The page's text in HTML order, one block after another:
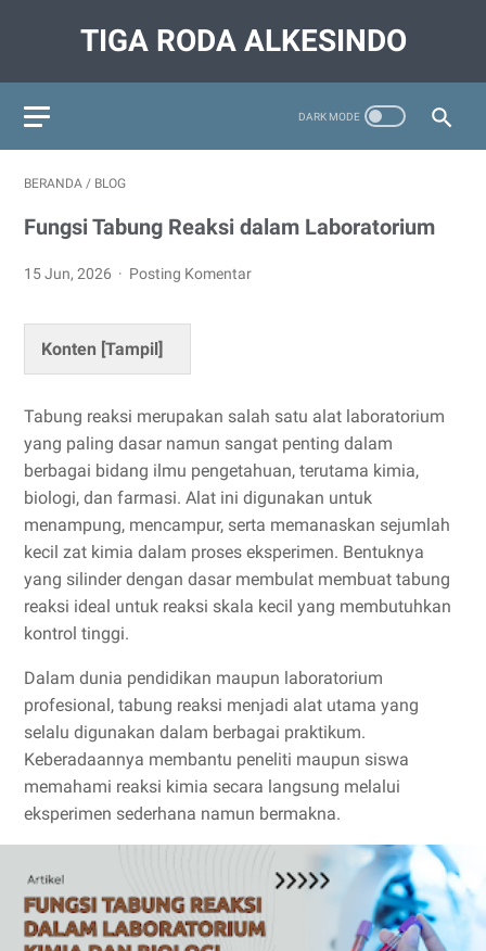
TIGA RODA ALKESINDO
BERANDA / BLOG
Fungsi Tabung Reaksi dalam Laboratorium
15 Jun, 2026 Posting Komentar
Konten [Tampil]
Tabung reaksi merupakan salah satu alat laboratorium
yang paling dasar namun sangat penting dalam
berbagai bidang ilmu pengetahuan, terutama kimia,
biologi, dan farmasi. Alat ini digunakan untuk
menampung, mencampur, serta memanaskan sejumlah
kecil zat kimia dalam proses eksperimen. Bentuknya
yang silinder dengan dasar membulat membuat tabung
reaksi ideal untuk reaksi skala kecil yang membutuhkan
kontrol tinggi.
Dalam dunia pendidikan maupun laboratorium
profesional, tabung reaksi menjadi alat utama yang
selalu digunakan dalam berbagai praktikum.
Keberadaannya membantu peneliti maupun siswa
memahami reaksi kimia secara langsung melalui
eksperimen sederhana namun bermakna.